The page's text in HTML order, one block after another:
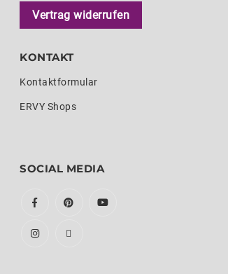
Vertrag widerrufen
KONTAKT
Kontaktformular
ERVY Shops
SOCIAL MEDIA